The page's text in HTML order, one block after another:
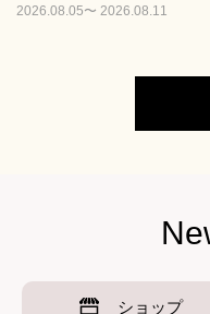
2026.08.05〜 2026.08.11
ショップ